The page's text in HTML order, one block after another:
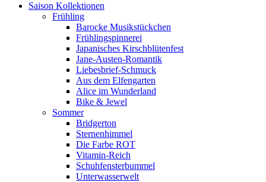
Saison Kollektionen
Frühling
Barocke Musikstückchen
Frühlingspinnerei
Japanisches Kirschblütenfest
Jane-Austen-Romantik
Liebesbrief-Schmuck
Aus dem Elfengarten
Alice im Wunderland
Bike & Jewel
Sommer
Bridgerton
Sternenhimmel
Die Farbe ROT
Vitamin-Reich
Schuhfensterbummel
Unterwasserwelt